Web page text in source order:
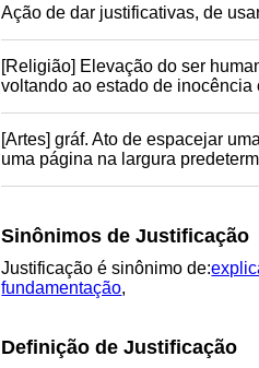
Ação de dar justificativas, de
[Religião] Elevação do ser
voltando ao estado de inocência
[Artes] gráf. Ato de espacejar
uma página na largura
Sinônimos de Justificação
Justificação é sinônimo de:
fundamentação,
Definição de Justificação